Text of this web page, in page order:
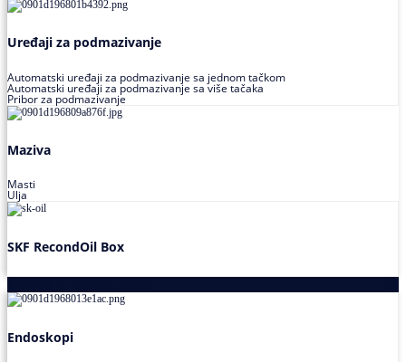
Uređaji za podmazivanje
Automatski uređaji za podmazivanje sa jednom tačkom
Automatski uređaji za podmazivanje sa više tačaka
Pribor za podmazivanje
Maziva
Masti
Ulja
SKF RecondOil Box
Endoskopi